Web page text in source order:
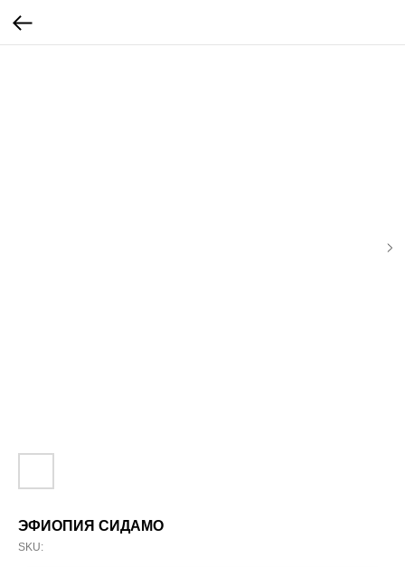
ЭФИОПИЯ СИДАМО
SKU: